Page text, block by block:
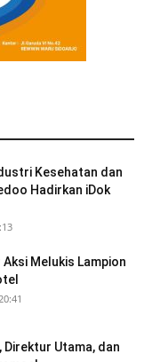
Kesehatan dan
Hadirkan iDok
Melukis Lampion
Direktur Utama, dan